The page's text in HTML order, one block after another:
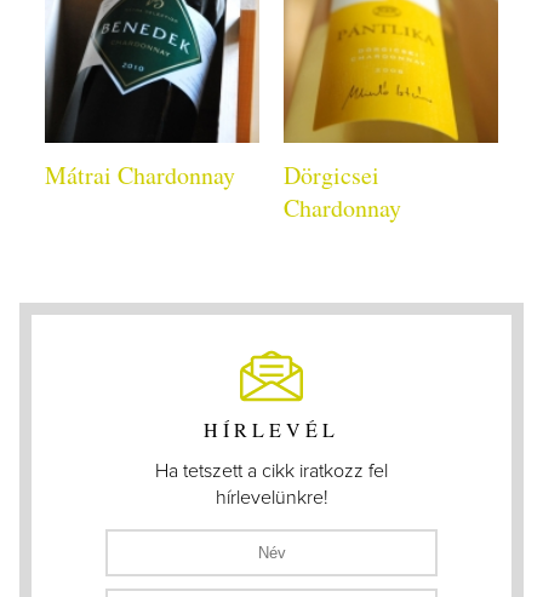
Mátrai Chardonnay
Dörgicsei
Chardonnay
HÍRLEVÉL
Ha tetszett a cikk iratkozz fel
hírlevelünkre!